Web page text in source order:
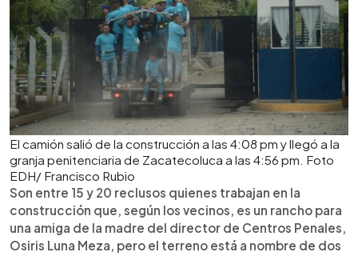
El camión salió de la construcción a las 4:08 pm y llegó a la
granja penitenciaria de Zacatecoluca a las 4:56 pm. Foto
EDH/ Francisco Rubio
Son entre 15 y 20 reclusos quienes trabajan en la
construcción que, según los vecinos, es un rancho para
una amiga de la madre del director de Centros Penales,
Osiris Luna Meza, pero el terreno está a nombre de dos